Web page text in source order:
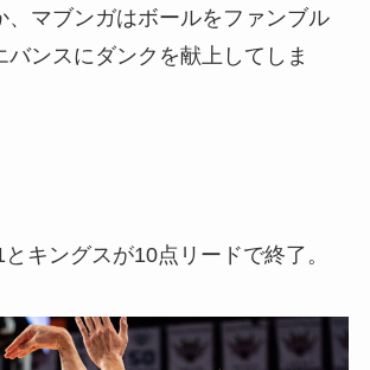
、マブンガはボールをファンブル
バンスにダンクを献上してしま
キングスが10点リードで終了。